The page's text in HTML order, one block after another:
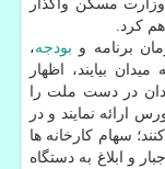
مسكن واگذار
كرد.
برنامه و بودجه،
میدان بیایند، اظهار
در دست ملت را
ارائه نمایند و در
سهام كارخانه ها
و ابلاغ به دستگاه